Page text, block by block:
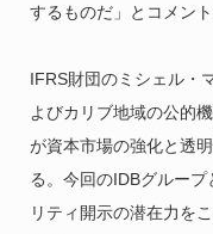
するものだ」とコメント
IFRS財団のミシェル・
よびカリブ地域の公的
が資本市場の強化と透
る。今回のIDBグルー
リティ開示の潜在力を